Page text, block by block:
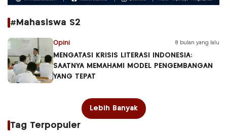
#Mahasiswa S2
Opini 8 bulan yang lalu
MENGATASI KRISIS LITERASI INDONESIA:
SAATNYA MEMAHAMI MODEL PENGEMBANGAN
YANG TEPAT
Lebih Banyak
Tag Terpopuler